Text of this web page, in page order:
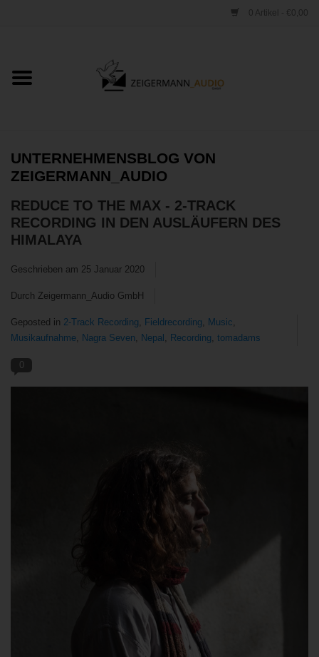
0 Artikel - €0,00
Startseite
WERKSTATT
STUDIO
UNTERNEHMENSBLOG VON
ZEIGERMANN_AUDIO
REDUCE TO THE MAX - 2-TRACK
RECORDING IN DEN AUSLÄUFERN DES
HIMALAYA
Geschrieben am 25 Januar 2020
Durch Zeigermann_Audio GmbH
Geposted in 2-Track Recording, Fieldrecording, Music,
Musikaufnahme, Nagra Seven, Nepal, Recording, tomadams
0